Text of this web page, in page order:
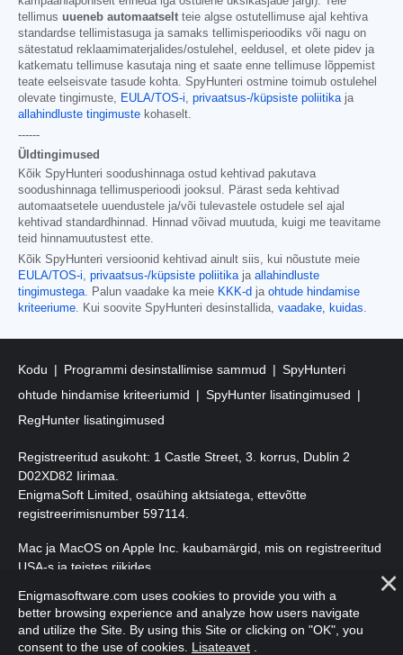
tellimus uueneb automaatselt teie algse ostutellimuse ajal kehtiva
standardse tellimistasuga ja samaks tellimisperioodiks või nagu on
sätestatud reklaamimaterjalides/ostulehel, eeldusel, et olete pidev ja
katkematu tellimuse kasutaja ning et saate enne tellimuse lõppemist
teate eelseisvate tasude kohta. SpyHunteri ostmine toimub ostulehel
olevate tingimuste, EULA/TOS-i, privaatsus-/küpsiste poliitikaja
allahindluste tingimuste kohaselt.
------
Üldtingimused
Kõik SpyHunteri soodushinnaga ostud kehtivad pakutava
soodushinnaga tellimusperioodi jooksul. Pärast seda kehtivad
automaatsetele uuendustele ja/või tulevastele ostudele sel ajal
kehtivad standardhinnad. Hinnad võivad muutuda, kuigi me teavitame
teid hinnamuutustest ette.
Kõik SpyHunteri versioonid kehtivad ainult siis, kui nõustute meie
EULA/TOS-i, privaatsus-/küpsiste poliitikaja allahindluste
tingimustega. Palun vaadake ka meie KKK-d ja ohtude hindamise
kriteeriume. Kui soovite SpyHunteri desinstallida, vaadake, kuidas.
Kodu Programmi desinstallimise sammud
SpyHunteri
ohtude hindamise kriteeriumid
SpyHunter lisatingimused
RegHunter lisatingimused
Registreeritud asukoht: 1 Castle Street, 3. korrus, Dublin 2
D02XD82 Iirimaa.
EnigmaSoft Limited, osaühing aktsiatega, ettevõtte
registreerimisnumber 597114.
Mac ja MacOS on Apple Inc. kaubamärgid, mis on registreeritud
USA-s ja teistes riikides.
Autoriõigus 2016-2026. EnigmaSoft Ltd. Kõik õigused kaitstud.
Enigmasoftware.com uses cookies to provide you with a
better browsing experience and analyze how users navigate
and utilize the Site. By using this Site or clicking on "OK", you
consent to the use of cookies. Lisateavet